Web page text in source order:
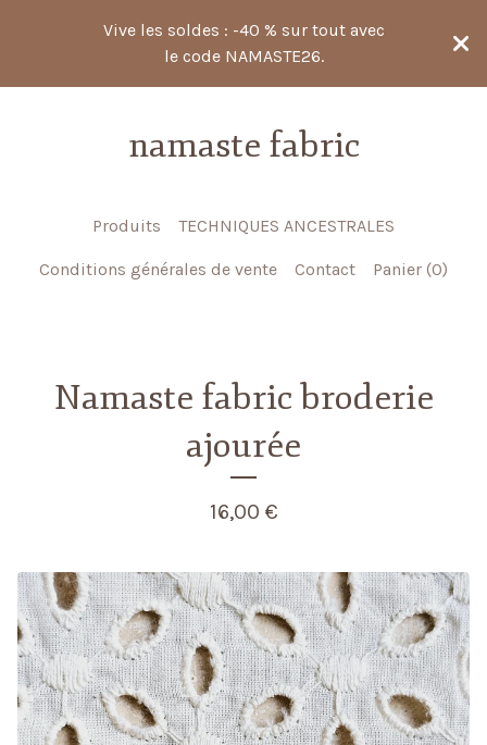
Vive les soldes : -40 % sur tout avec
le code NAMASTE26.
namaste fabric
Produits TECHNIQUES ANCESTRALES
Conditions générales de vente Contact Panier (0)
Namaste fabric broderie
ajourée
16,00 €